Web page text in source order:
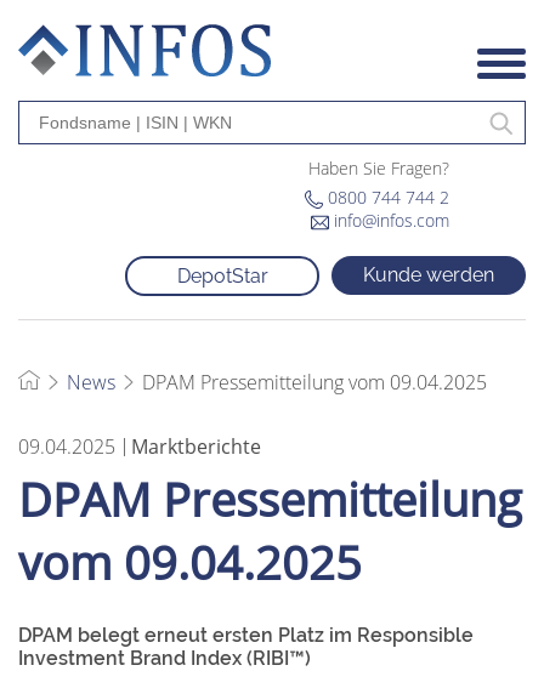
Haben Sie Fragen?
0800 744 744 2
info@infos.com
DepotStar Kunde werden
News DPAM Pressemitteilung vom 09.04.2025
09.04.2025 Marktberichte
DPAM Pressemitteilung
vom 09.04.2025
DPAM belegt erneut ersten Platz im Responsible
Investment Brand Index (RIBI™)